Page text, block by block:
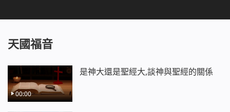
天國福音
00:00
是神大還是聖經大,談神與聖經的關係